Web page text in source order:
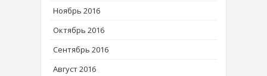
Ноябрь 2016
Октябрь 2016
Сентябрь 2016
Август 2016